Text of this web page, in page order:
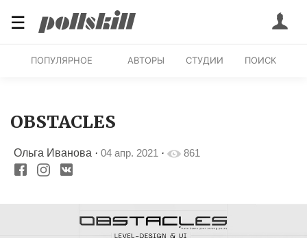
☰
ПОПУЛЯРНОЕ АВТОРЫ СТУДИИ ПОИСК
OBSTACLES
Ольга Иванова · 04 апр. 2021 · 861